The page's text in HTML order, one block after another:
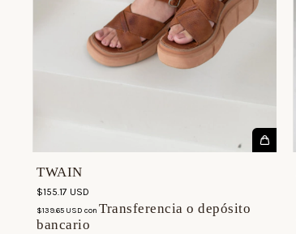
TWAIN
$155.17 USD
$139.65 USD con Transferencia o depósito
bancario